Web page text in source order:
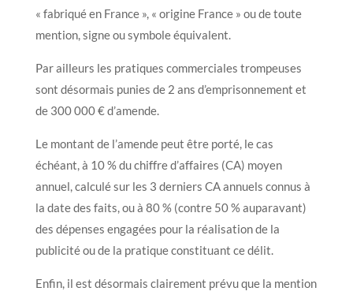
« fabriqué en France », « origine France » ou de toute
mention, signe ou symbole équivalent.
Par ailleurs les pratiques commerciales trompeuses
sont désormais punies de 2 ans d’emprisonnement et
de 300 000 € d’amende.
Le montant de l’amende peut être porté, le cas
échéant, à 10 % du chiffre d’affaires (CA) moyen
annuel, calculé sur les 3 derniers CA annuels connus à
la date des faits, ou à 80 % (contre 50 % auparavant)
des dépenses engagées pour la réalisation de la
publicité ou de la pratique constituant ce délit.
Enfin, il est désormais clairement prévu que la mention